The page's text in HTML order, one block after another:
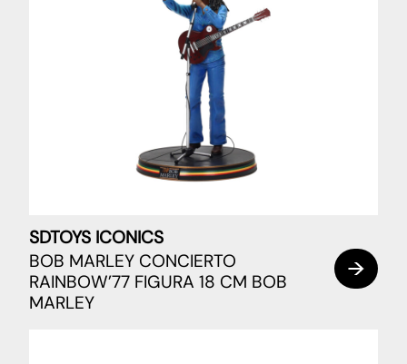
SDTOYS ICONICS
BOB MARLEY CONCIERTO
RAINBOW’77 FIGURA 18 CM BOB
MARLEY